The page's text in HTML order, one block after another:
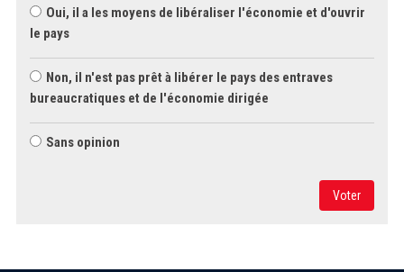
Oui, il a les moyens de libéraliser l'économie et d'ouvrir
le pays
Non, il n'est pas prêt à libérer le pays des entraves
bureaucratiques et de l'économie dirigée
Sans opinion
Voter